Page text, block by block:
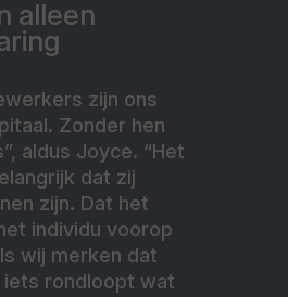
alleen
zijn ons
Zonder hen
aldus Joyce. “Het
dat zij
zijn. Dat het
individu voorop
wij merken dat
iets rondloopt wat